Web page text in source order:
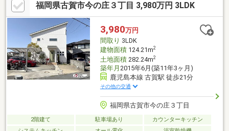
福岡県古賀市今の庄３丁目 3,980万円 3LDK
3,980万円
間取り 3LDK
建物面積124.21m2
土地面積282.24m2
築年月 2015年6月(築11年3ヶ月)
鹿児島本線 古賀駅 徒歩21分
その他の交通
福岡県古賀市今の庄３丁目
2階建て 駐車場あり
カウンターキッチン